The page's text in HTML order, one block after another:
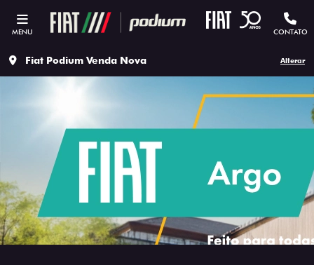
MENU CONTATO
Fiat Podium Venda Nova Alterar